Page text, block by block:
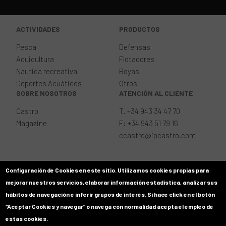
ACTIVIDADES
Pesca
Acuicultura
Náutica recreativa
Deportes Acuáticos
PRODUCTOS
Defensas
Flotadores
Boyas
Otros
SOBRE NOSOTROS
Castro
Magazine
ATENCIÓN AL CLIENTE
T. +34 943 34 47 70
F: +34 943 51 79 16
ccastro@ipcastro.com
Aviso legal
Política de Cookies
Política de Privacidad
Configuración de Cookies en este sitio. Utilizamos cookies propias para
mejorar nuestros servicios, elaborar información estadística, analizar sus
hábitos de navegación e inferir grupos de interés. Si hace click en el botón
“Aceptar Cookies y navegar” o navega con normalidad acepta el empleo de
estas cookies.